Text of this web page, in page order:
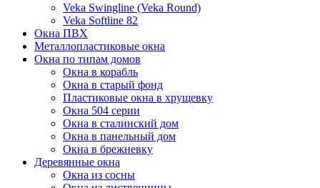
Veka Swingline (Veka Round)
Veka Softline 82
Окна ПВХ
Металлопластиковые окна
Окна по типам домов
Окна в корабль
Окна в старый фонд
Пластиковые окна в хрущевку
Окна 504 серии
Окна в сталинский дом
Окна в панельный дом
Окна в брежневку
Деревянные окна
Окна из сосны